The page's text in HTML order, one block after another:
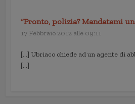
“Pronto, polizia? Mandatemi un
17 Febbraio 2012 alle 09:11
[…] Ubriaco chiede ad un agente di
[…]